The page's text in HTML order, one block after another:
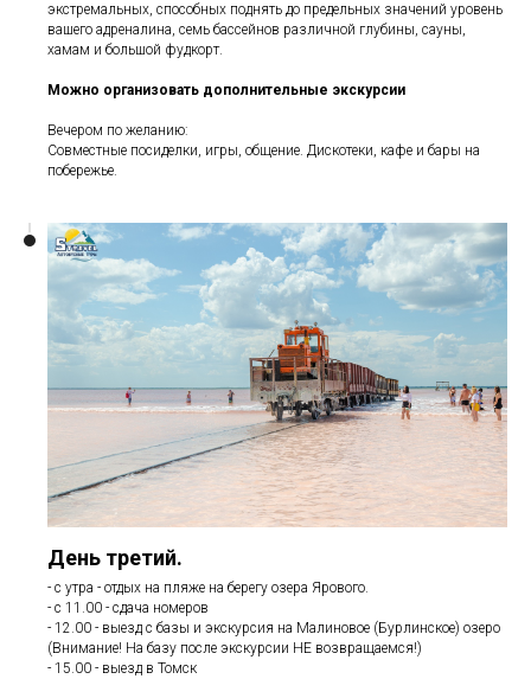
экстремальных, способных поднять до предельных значений уровень
вашего адреналина, семь бассейнов различной глубины, сауны,
хамам и большой фудкорт.
Можно организовать дополнительные экскурсии
Вечером по желанию:
Совместные посиделки, игры, общение. Дискотеки, кафе и бары на
побережье.
День третий.
- с утра - отдых на пляже на берегу озера Ярового.
- с 11.00 - сдача номеров
- 12.00 - выезд с базы и экскурсия на Малиновое (Бурлинское) озеро
(Внимание! На базу после экскурсии НЕ возвращаемся!)
- 15.00 - выезд в Томск